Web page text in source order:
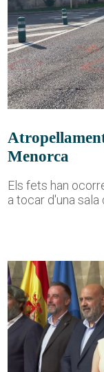
Menorca
Els fets han
a tocar d'una sala